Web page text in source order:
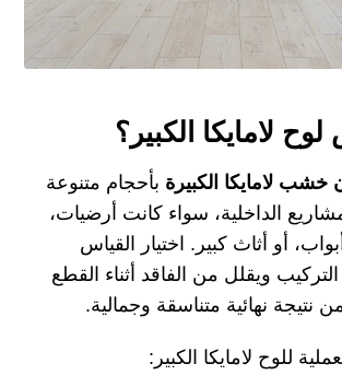
لامايكا الكبير؟
خشب لامايكا الكبيرة بأحجام متنوعة
الداخلية، سواء كانت أرضيات،
أو أثاث كبير. اختيار القياس
ويقلل من الفاقد أثناء القطع
نتيجة نهائية متناسقة وجمالية.
للوح لامايكا الكبير: